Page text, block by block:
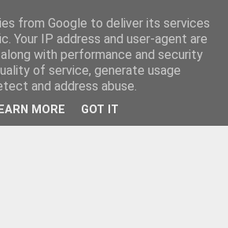
from Google to deliver its services
Your IP address and user-agent are
with performance and security
of service, generate usage
and address abuse.
MORE GOT IT